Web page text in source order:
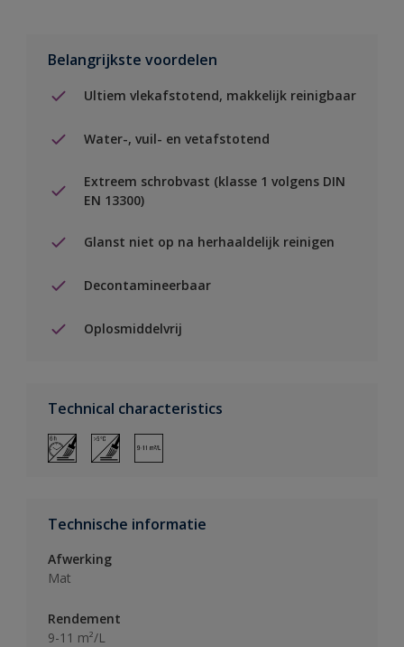
Belangrijkste voordelen
Ultiem vlekafstotend, makkelijk reinigbaar
Water-, vuil- en vetafstotend
Extreem schrobvast (klasse 1 volgens DIN
EN 13300)
Glanst niet op na herhaaldelijk reinigen
Decontamineerbaar
Oplosmiddelvrij
Technical characteristics
Technische informatie
Afwerking
Mat
Rendement
9-11 m²/L